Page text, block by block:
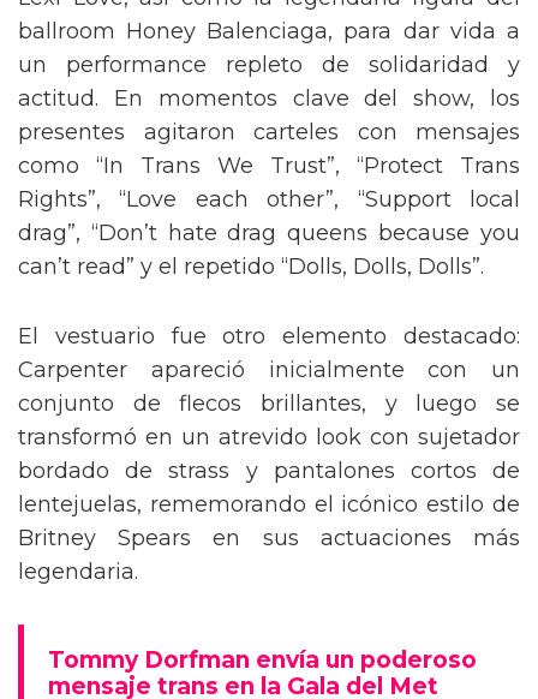
Lexi Love, así como la legendaria figura del
ballroom Honey Balenciaga, para dar vida a
un performance repleto de solidaridad y
actitud. En momentos clave del show, los
presentes agitaron carteles con mensajes
como “In Trans We Trust”, “Protect Trans
Rights”, “Love each other”, “Support local
drag”, “Don’t hate drag queens because you
can’t read” y el repetido “Dolls, Dolls, Dolls”.
El vestuario fue otro elemento destacado:
Carpenter apareció inicialmente con un
conjunto de flecos brillantes, y luego se
transformó en un atrevido look con sujetador
bordado de strass y pantalones cortos de
lentejuelas, rememorando el icónico estilo de
Britney Spears en sus actuaciones más
legendaria.
Tommy Dorfman envía un poderoso